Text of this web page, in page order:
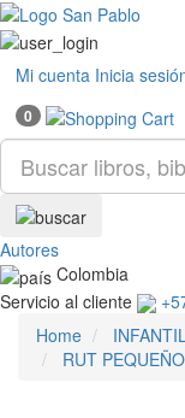
Mi cuenta Inicia
0
Autores
Colombia
Servicio al cliente
Home
RUT